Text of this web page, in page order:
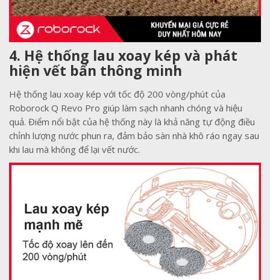
4. Hệ thống lau xoay kép và phát
hiện vết bẩn thông minh
Hệ thống lau xoay kép với tốc độ 200 vòng/phút của
Roborock Q Revo Pro giúp làm sạch nhanh chóng và hiệu
quả. Điểm nổi bật của hệ thống này là khả năng tự động điều
chỉnh lượng nước phun ra, đảm bảo sàn nhà khô ráo ngay sau
khi lau mà không để lại vết nước.